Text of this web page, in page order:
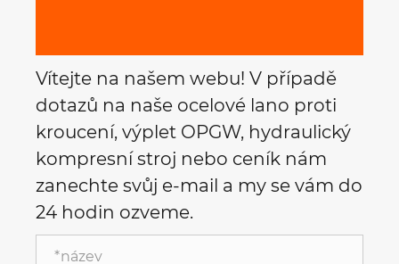
Vítejte na našem webu! V případě
dotazů na naše ocelové lano proti
kroucení, výplet OPGW, hydraulický
kompresní stroj nebo ceník nám
zanechte svůj e-mail a my se vám do
24 hodin ozveme.